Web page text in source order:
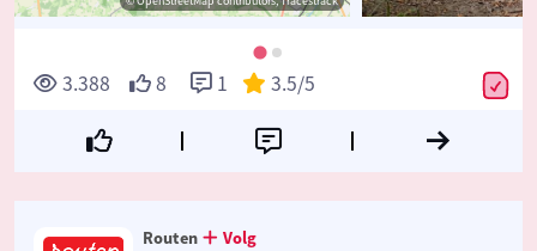
3.388 8 1 3.5/5
Routen
Volg